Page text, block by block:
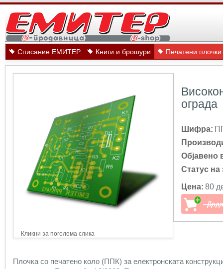
Списание ЕМИТЕР Книги и брошури Печатени
Кликни за поголема слика
ограда
Шифра:
Објавено
Статус на
Цена: 80
Плочка со печатено коло (ППК) за електронската